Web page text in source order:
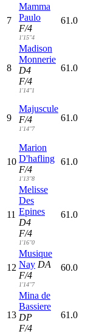
7
Mamma
Paulo
F/4
1'15"4
61.0
8
Madison
Monnerie
D4
F/4
1'14"1
61.0
9
Majuscule
F/4
1'14"7
61.0
10
Marion
D'hafling
F/4
1'13"8
61.0
11
Melisse
Des
Epines
D4
F/4
1'16"0
61.0
12
Musique
Nay DA
F/4
1'14"7
60.0
13
Mina de
Bassiere
DP
F/4
61.0